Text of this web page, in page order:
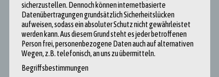
Rasmus Kumlehn (Jahrgang 2018)
sicherzustellen. Dennoch können internetbasierte
Datenübertragungen grundsätzlich Sicherheitslücken
aufweisen, sodass ein absoluter Schutz nicht gewährleistet
werden kann. Aus diesem Grund steht es jeder betroffenen
Person frei, personenbezogene Daten auch auf alternativen
Wegen, z.B. telefonisch, an uns zu übermitteln.
Begriffsbestimmungen